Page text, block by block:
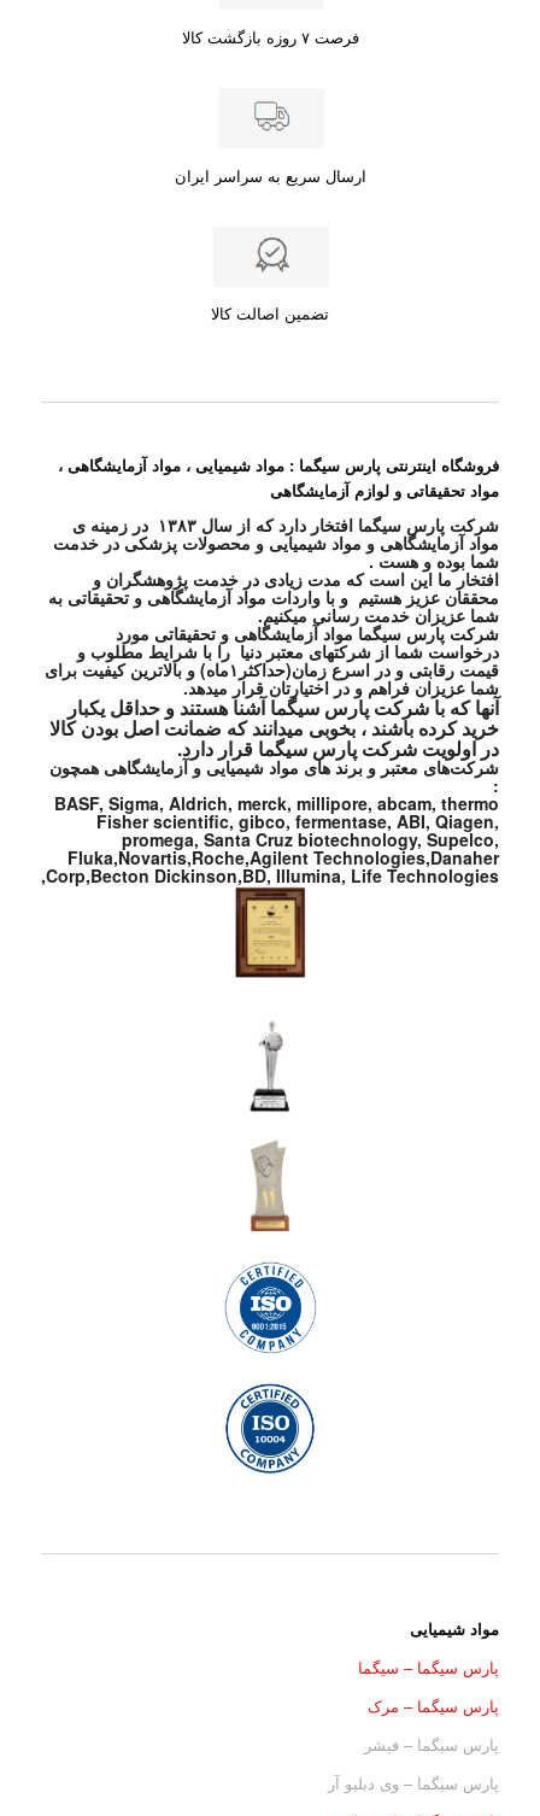
فرصت ۷ روزه بازگشت کالا
ارسال سریع به سراسر ایران
تضمین اصالت کالا
فروشگاه اینترنتی پارس سیگما : مواد شیمیایی ، مواد آزمایشگاهی ،
مواد تحقیقاتی و لوازم آزمایشگاهی
شرکت پارس سیگما افتخار دارد که از سال ۱۳۸۳ در زمینه ی
مواد آزمایشگاهی و مواد شیمیایی و محصولات پزشکی در خدمت
شما بوده و هست .
افتخار ما این است که مدت زیادی در خدمت پژوهشگران و
محققان عزیز هستیم و با واردات مواد آزمایشگاهی و تحقیقاتی به
شما عزیزان خدمت رسانی میکنیم.
شرکت پارس سیگما مواد آزمایشگاهی و تحقیقاتی مورد
درخواست شما از شرکتهای معتبر دنیا را با شرایط مطلوب و
قیمت رقابتی و در اسرع زمان(حداکثر۱ماه) و بالاترین کیفیت برای
شما عزیزان فراهم و در اختیارتان قرار میدهد.
آنها که با شرکت پارس سیگما آشنا هستند و حداقل یکبار
خرید کرده باشند ، بخوبی میدانند که ضمانت اصل بودن کالا
در اولویت شرکت پارس سیگما قرار دارد.
شرکت‌های معتبر و برند های مواد شیمیایی و آزمایشگاهی همچون
:
BASF, Sigma, Aldrich, merck, millipore, abcam, thermo
Fisher scientific, gibco, fermentase, ABI, Qiagen,
promega, Santa Cruz biotechnology, Supelco,
Fluka,Novartis,Roche,Agilent Technologies,Danaher
Corp,Becton Dickinson,BD, Illumina, Life Technologies,
مواد شیمیایی
پارس سیگما – سیگما
پارس سیگما – مرک
پارس سیگما – فیشر
پارس سیگما – وی دبلیو آر